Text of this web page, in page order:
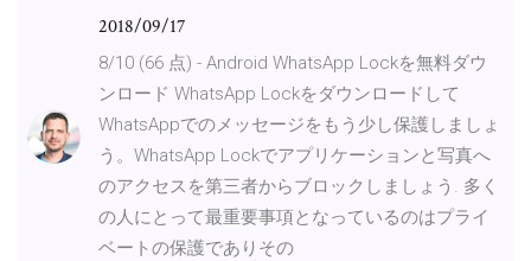
2018/09/17
8/10 (66 点) - Android WhatsApp Lockを無料ダウ
ンロード WhatsApp Lockをダウンロードして
WhatsAppでのメッセージをもう少し保護しましょ
う。WhatsApp Lockでアプリケーションと写真へ
のアクセスを第三者からブロックしましょう. 多く
の人にとって最重要事項となっているのはプライ
ベートの保護でありその